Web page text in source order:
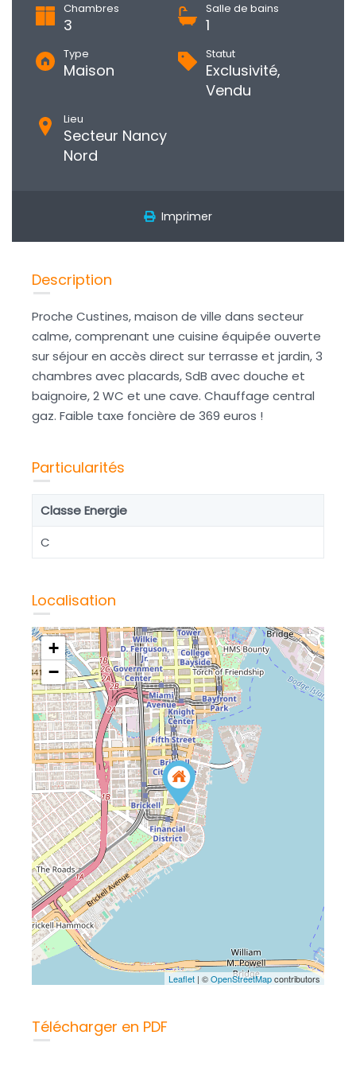
Chambres
3
Salle de bains
1
Type
Maison
Statut
Exclusivité,
Vendu
Lieu
Secteur Nancy
Nord
Imprimer
Description
Proche Custines, maison de ville dans secteur
calme, comprenant une cuisine équipée ouverte
sur séjour en accès direct sur terrasse et jardin, 3
chambres avec placards, SdB avec douche et
baignoire, 2 WC et une cave. Chauffage central
gaz. Faible taxe foncière de 369 euros !
Particularités
Classe Energie
C
Localisation
+
−
Leaflet | ©OpenStreetMapcontributors
Télécharger en PDF